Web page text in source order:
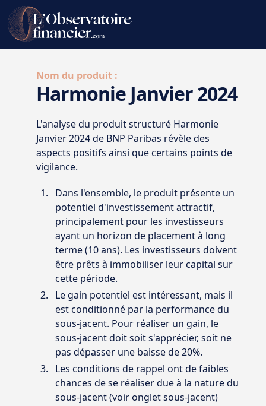
Nom du produit :
Harmonie Janvier 2024
L'analyse du produit structuré Harmonie
Janvier 2024 de BNP Paribas révèle des
aspects positifs ainsi que certains points de
vigilance.
Dans l'ensemble, le produit présente un
potentiel d'investissement attractif,
principalement pour les investisseurs
ayant un horizon de placement à long
terme (10 ans). Les investisseurs doivent
être prêts à immobiliser leur capital sur
cette période.
Le gain potentiel est intéressant, mais il
est conditionné par la performance du
sous-jacent. Pour réaliser un gain, le
sous-jacent doit soit s'apprécier, soit ne
pas dépasser une baisse de 20%.
Les conditions de rappel ont de faibles
chances de se réaliser due à la nature du
sous-jacent (voir onglet sous-jacent)